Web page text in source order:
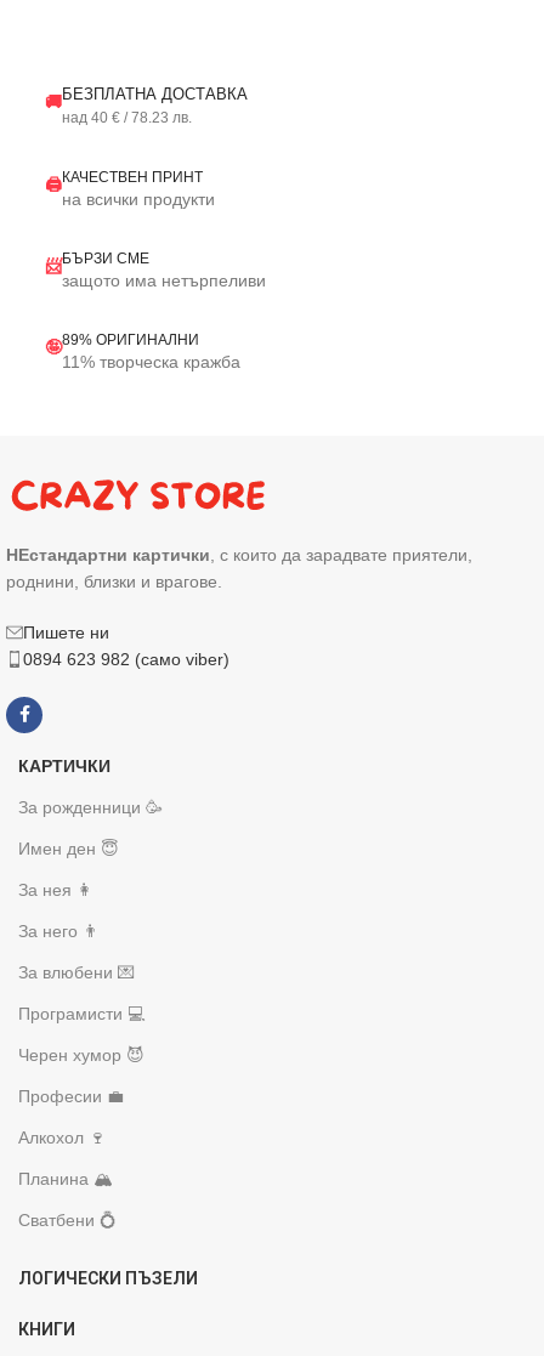
🚚БЕЗПЛАТНА ДОСТАВКА
над 40 € / 78.23 лв.
🖨️КАЧЕСТВЕН ПРИНТ
на всички продукти
📨БЪРЗИ СМЕ
защото има нетърпеливи
🤪89% ОРИГИНАЛНИ
11% творческа кражба
НЕстандартни картички , с които да зарадвате приятели,
роднини, близки и врагове.
Пишете ни
0894 623 982 (само viber)
КАРТИЧКИ
За рожденници 🥳
Имен ден 😇
За нея 👩
За него 👨
За влюбени 💌
Програмисти 💻
Черен хумор 😈
Професии 💼
Алкохол 🍷
Планина 🏔️
Сватбени 💍
ЛОГИЧЕСКИ ПЪЗЕЛИ
КНИГИ